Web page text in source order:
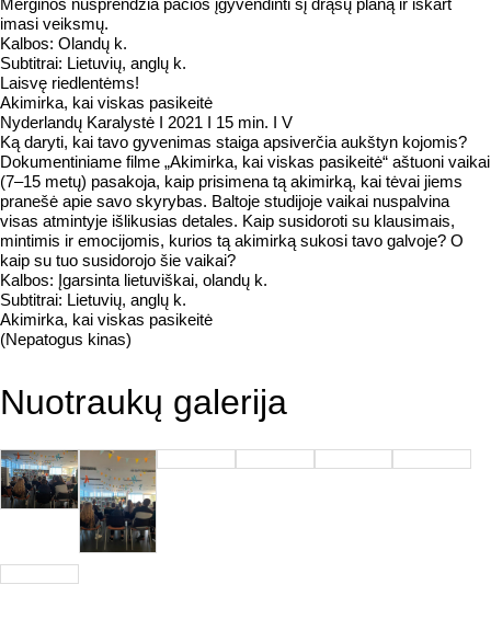
Merginos nusprendžia pačios įgyvendinti šį drąsų planą ir iškart
imasi veiksmų.
Kalbos: Olandų k.
Subtitrai: Lietuvių, anglų k.
Laisvę riedlentėms!
Akimirka, kai viskas pasikeitė
Nyderlandų Karalystė I 2021 I 15 min. I V
Ką daryti, kai tavo gyvenimas staiga apsiverčia aukštyn kojomis?
Dokumentiniame filme „Akimirka, kai viskas pasikeitė“ aštuoni vaikai
(7–15 metų) pasakoja, kaip prisimena tą akimirką, kai tėvai jiems
pranešė apie savo skyrybas. Baltoje studijoje vaikai nuspalvina
visas atmintyje išlikusias detales. Kaip susidoroti su klausimais,
mintimis ir emocijomis, kurios tą akimirką sukosi tavo galvoje? O
kaip su tuo susidorojo šie vaikai?
Kalbos: Įgarsinta lietuviškai, olandų k.
Subtitrai: Lietuvių, anglų k.
Akimirka, kai viskas pasikeitė
(Nepatogus kinas)
Nuotraukų galerija